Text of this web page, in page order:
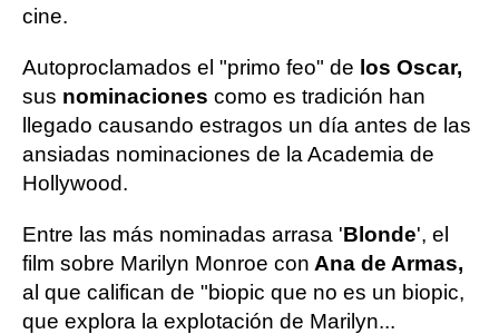
cine.
Autoproclamados el "primo feo" de los Oscar,
sus nominaciones como es tradición han
llegado causando estragos un día antes de las
ansiadas nominaciones de la Academia de
Hollywood.
Entre las más nominadas arrasa 'Blonde', el
film sobre Marilyn Monroe con Ana de Armas,
al que califican de "biopic que no es un biopic,
que explora la explotación de Marilyn...